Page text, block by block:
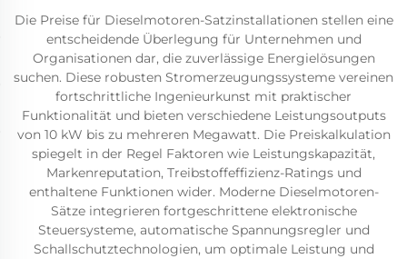
Die Preise für Dieselmotoren-Satzinstallationen stellen eine
entscheidende Überlegung für Unternehmen und
Organisationen dar, die zuverlässige Energielösungen
suchen. Diese robusten Stromerzeugungssysteme vereinen
fortschrittliche Ingenieurkunst mit praktischer
Funktionalität und bieten verschiedene Leistungsoutputs
von 10 kW bis zu mehreren Megawatt. Die Preiskalkulation
spiegelt in der Regel Faktoren wie Leistungskapazität,
Markenreputation, Treibstoffeffizienz-Ratings und
enthaltene Funktionen wider. Moderne Dieselmotoren-
Sätze integrieren fortgeschrittene elektronische
Steuersysteme, automatische Spannungsregler und
Schallschutztechnologien, um optimale Leistung und